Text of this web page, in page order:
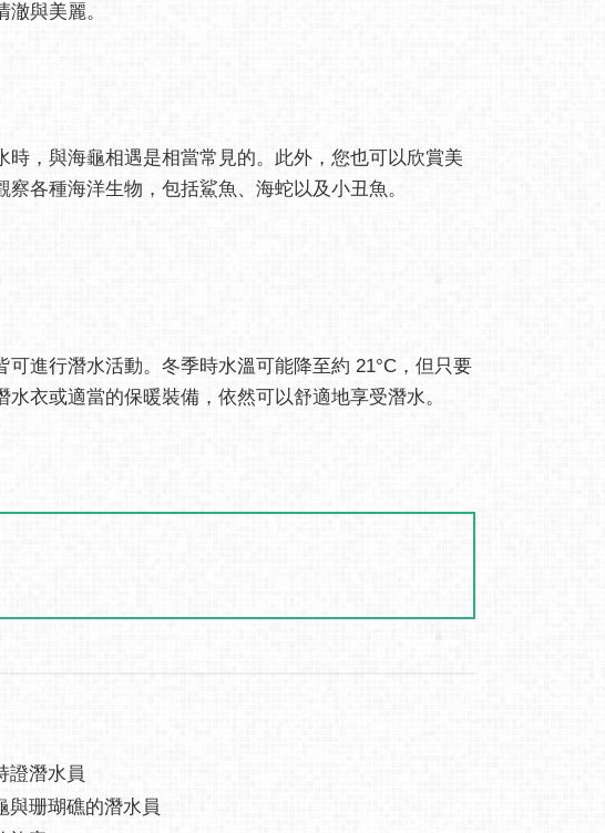
與美麗。
時，與海龜相遇是相當常見的。此外，您也可以欣賞美
察各種海洋生物，包括鯊魚、海蛇以及小丑魚。
可進行潛水活動。冬季時水溫可能降至約 21°C，但只要
水衣或適當的保暖裝備，依然可以舒適地享受潛水。
證潛水員
與珊瑚礁的潛水員